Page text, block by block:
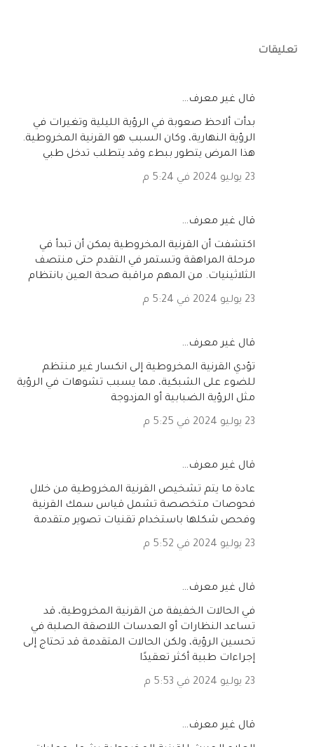
تعليقات
‏قال غير معرف…
بدأت ألاحظ صعوبة في الرؤية الليلية وتغيرات في
الرؤية النهارية، وكان السبب هو القرنية المخروطية.
هذا المرض يتطور ببطء وقد يتطلب تدخل طبي
23 يوليو 2024 في 5:24 م
‏قال غير معرف…
اكتشفت أن القرنية المخروطية يمكن أن تبدأ في
مرحلة المراهقة وتستمر في التقدم حتى منتصف
الثلاثينيات. من المهم مراقبة صحة العين بانتظام
23 يوليو 2024 في 5:24 م
‏قال غير معرف…
تؤدي القرنية المخروطية إلى انكسار غير منتظم
للضوء على الشبكية، مما يسبب تشوهات في الرؤية
مثل الرؤية الضبابية أو المزدوجة
23 يوليو 2024 في 5:25 م
‏قال غير معرف…
عادة ما يتم تشخيص القرنية المخروطية من خلال
فحوصات متخصصة تشمل قياس سمك القرنية
وفحص شكلها باستخدام تقنيات تصوير متقدمة
23 يوليو 2024 في 5:52 م
‏قال غير معرف…
في الحالات الخفيفة من القرنية المخروطية، قد
تساعد النظارات أو العدسات اللاصقة الصلبة في
تحسين الرؤية، ولكن الحالات المتقدمة قد تحتاج إلى
إجراءات طبية أكثر تعقيدًا
23 يوليو 2024 في 5:53 م
‏قال غير معرف…